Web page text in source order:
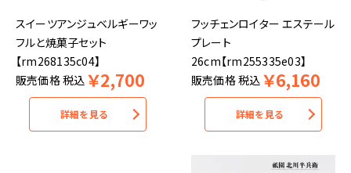
スイーツアンジュベルギーワッ
フルと焼菓子セット
【rm268135c04】
販売価格税込 ￥2,700
詳細を見る
フッチェンロイター エステール
プレート
26cm【rm255335e03】
販売価格税込 ￥6,160
詳細を見る